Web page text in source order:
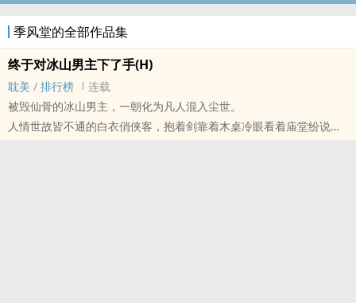
季风堂的全部作品集
终于对冰山男主下了手(H)
耽美 / 排行榜
连载
被毁仙骨的冰山男主，一朝化为凡人混入尘世。
人情世故皆不通的白衣俏侠客，抱着剑靠着木桌冷眼看着庙堂纷说，